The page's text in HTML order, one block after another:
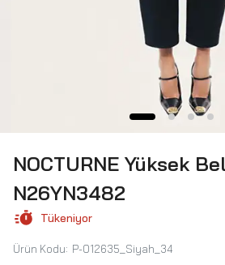
NOCTURNE Yüksek
N26YN3482
Tükeniyor
Ürün Kodu: P-012635_Siyah_34